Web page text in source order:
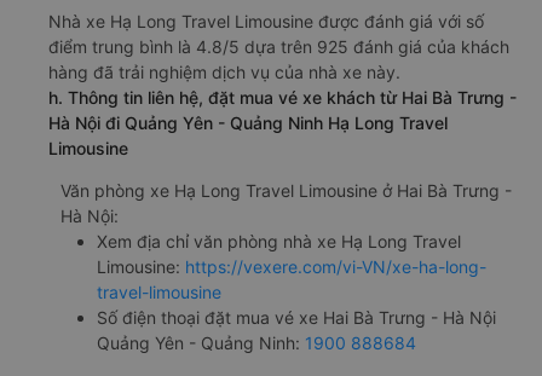
Nhà xe Hạ Long Travel Limousine được đánh giá với số
điểm trung bình là 4.8/5 dựa trên 925 đánh giá của khách
hàng đã trải nghiệm dịch vụ của nhà xe này.
h. Thông tin liên hệ, đặt mua vé xe khách từ Hai Bà Trưng -
Hà Nội đi Quảng Yên - Quảng Ninh Hạ Long Travel
Limousine
Văn phòng xe Hạ Long Travel Limousine ở Hai Bà Trưng -
Hà Nội:
Xem địa chỉ văn phòng nhà xe Hạ Long Travel
Limousine: https://vexere.com/vi-VN/xe-ha-long-
travel-limousine
Số điện thoại đặt mua vé xe Hai Bà Trưng - Hà Nội
Quảng Yên - Quảng Ninh: 1900 888684